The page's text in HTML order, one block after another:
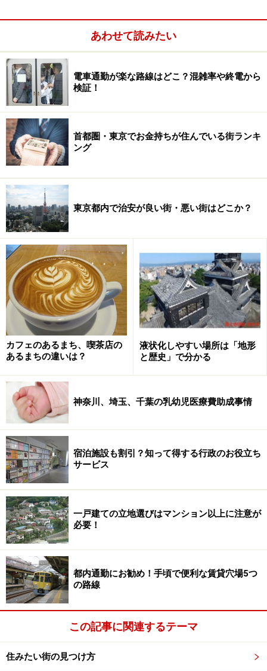
線駅と地下鉄駅が直結しておらず、田町駅と都営三田線
三田駅のように一度構内から出る必要があったとして
も、数分以内で複数の地下鉄駅を利用できる。
原宿駅と千代田線・副都心線明治神宮前駅のように駅名
が違う場合もあるが、山手線駅のうちで他路線が利用で
きないのは目白駅、新大久保駅だけだ。
大規模店に商店街、様々な娯楽施設と生活
も便利、快適
新宿といえばかつては夜のイメージ。最近では健康的なイメ
ージも強くなった（クリックで拡大）
山手線は足回りの利便性だけではなく、生活の利便性も
高い。
代表的なのは新宿。かつては繁華街としてのイメージが
強く、住む街としての認識が低かったが、デパートがあ
り、数多くの飲食店に映画館、寄席などの娯楽施設があ
り、都庁その他の公共施設や大学などの大規模病院、新
宿中央公園や寺社などの緑がすべて徒歩圏にあると考え
れば、どれだけ便利かはすぐ分かる。
新宿の場合、主に西新宿の高層ビル街区の外側に住宅が
同様の変化は他の山手線駅でも起きており、今後、山手
あわせて読みたい
電車通勤が楽な路線はどこ？混雑率や終電から
検証！
首都圏・東京でお金持ちが住んでいる街ランキ
ング
東京都内で治安が良い街・悪い街はどこか？
カフェのあるまち、喫茶店の
あるまちの違いは？
液状化しやすい場所は「地形
と歴史」で分かる
神奈川、埼玉、千葉の乳幼児医療費助成事情
宿泊施設も割引？知って得する行政のお役立ち
サービス
一戸建ての立地選びはマンション以上に注意が
必要！
都内通勤にお勧め！手頃で便利な賃貸穴場5つ
の路線
この記事に関連するテーマ
住みたい街の見つけ方